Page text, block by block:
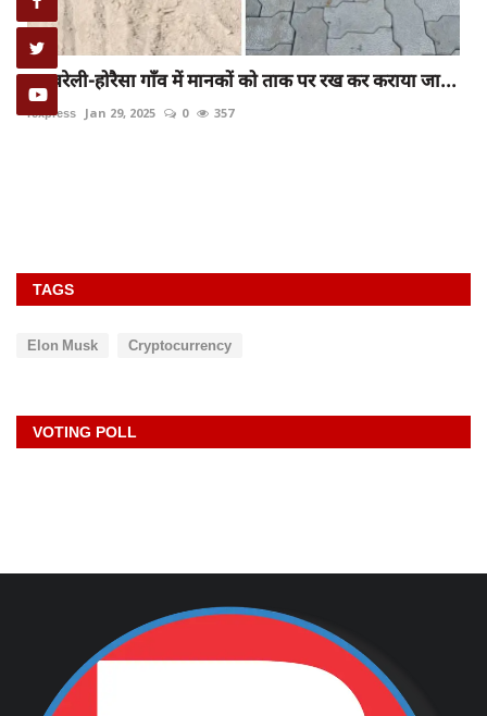
रायबरेली-होरैसा गाँव में मानकों को ताक पर रख कर कराया जा...
rexpress Jan 29, 2025 0 357
TAGS
Elon Musk Cryptocurrency
VOTING POLL